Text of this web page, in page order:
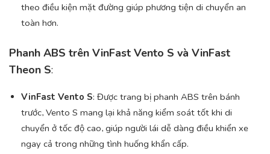
theo điều kiện mặt đường giúp phương tiện di chuyển an
toàn hơn.
Phanh ABS trên VinFast Vento S và VinFast
Theon S:
VinFast Vento S: Được trang bị phanh ABS trên bánh
trước, Vento S mang lại khả năng kiểm soát tốt khi di
chuyển ở tốc độ cao, giúp người lái dễ dàng điều khiển xe
ngay cả trong những tình huống khẩn cấp.